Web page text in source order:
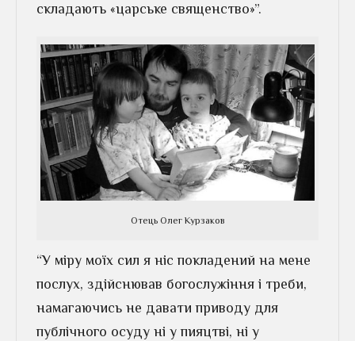
складають «царське священство»”.
Отець Олег Курзаков
“У міру моїх сил я ніс покладений на мене
послух, здійснював богослужіння і треби,
намагаючись не давати приводу для
публічного осуду ні у пияцтві, ні у